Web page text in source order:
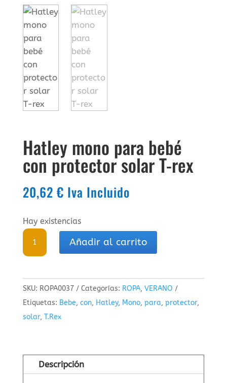
Hatley mono para bebé
con protector solar T-rex
20,62 € Iva Incluido
Hay existencias
Hatley
bebé
con
protector
solar
cantidad
Añadir al carrito
SKU: ROPA0037 Categorías: ROPA, VERANO
Etiquetas: Bebe, con, Hatley, Mono, para, protector,
solar, T.Rex
Descripción